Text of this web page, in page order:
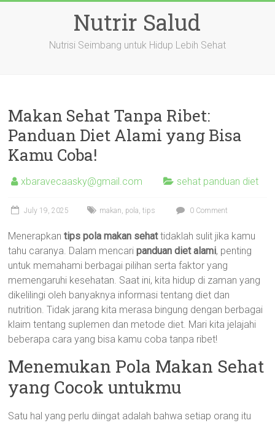
Nutrir Salud
Nutrisi Seimbang untuk Hidup Lebih Sehat
Makan Sehat Tanpa Ribet:
Panduan Diet Alami yang Bisa
Kamu Coba!
xbaravecaasky@gmail.com sehat panduan diet
July 19, 2025 makan, pola,tips 0 Comment
Menerapkantips pola makan sehattidaklah sulit jika kamu
tahu caranya. Dalam mencaripanduan diet alami, penting
untuk memahami berbagai pilihan serta faktor yang
memengaruhi kesehatan. Saat ini, kita hidup di zaman yang
dikelilingi oleh banyaknya informasi tentang diet dan
nutrition. Tidak jarang kita merasa bingung dengan berbagai
klaim tentang suplemen dan metode diet. Mari kita jelajahi
beberapa cara yang bisa kamu coba tanpa ribet!
Menemukan Pola Makan Sehat
yang Cocok untukmu
Satu hal yang perlu diingat adalah bahwa setiap orang itu